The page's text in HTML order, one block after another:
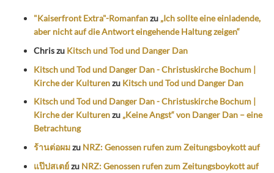
"Kaiserfront Extra"-Romanfanzu „Ich sollte eine einladende,
aber nicht auf die Antwort eingehende Haltung zeigen“
Chriszu Kitsch und Tod und Danger Dan
Kitsch und Tod und Danger Dan - Christuskirche Bochum |
Kirche der Kulturenzu Kitsch und Tod und Danger Dan
Kitsch und Tod und Danger Dan - Christuskirche Bochum |
Kirche der Kulturenzu „Keine Angst“ von Danger Dan – eine
Betrachtung
ร้านต่อผมzu NRZ: Genossen rufen zum Zeitungsboykott auf
แป๊ปสเตย์zu NRZ: Genossen rufen zum Zeitungsboykott auf